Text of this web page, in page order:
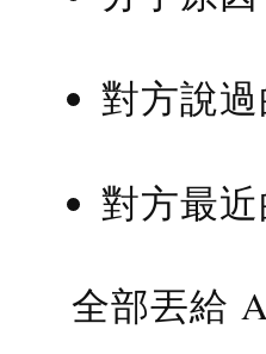
對方說
對方最
全部丟給